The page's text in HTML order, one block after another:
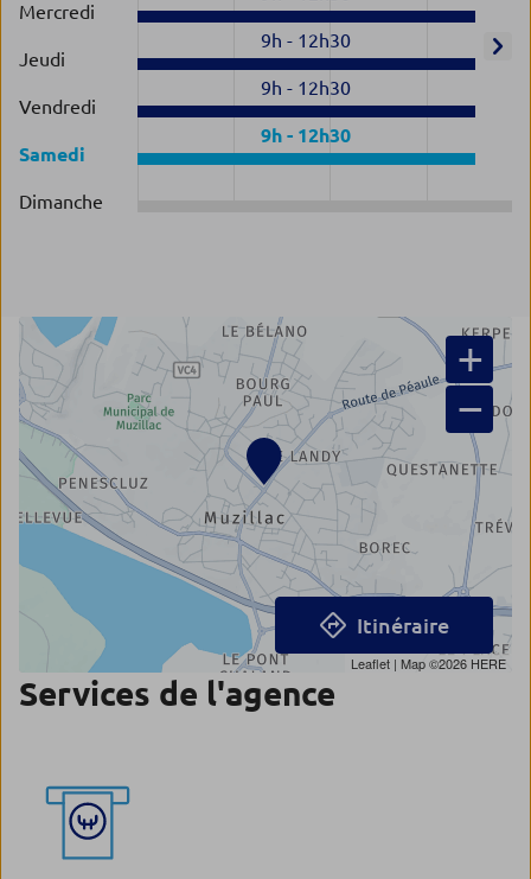
Mercredi
Jeudi
9h - 12h30
Vendredi
9h - 12h30
Samedi
9h - 12h30
Dimanche
+
−
Leaflet | Map ©2026 HERE
Itinéraire
Services de l'agence